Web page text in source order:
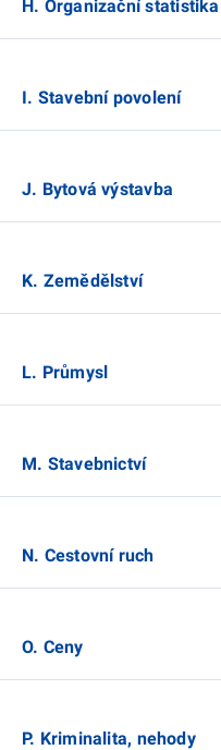
H. Organizační statistika
I. Stavební povolení
J. Bytová výstavba
K. Zemědělství
L. Průmysl
M. Stavebnictví
N. Cestovní ruch
O. Ceny
P. Kriminalita, nehody